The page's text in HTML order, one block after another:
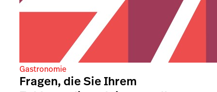
Gastronomie
Fragen, die Sie Ihrem